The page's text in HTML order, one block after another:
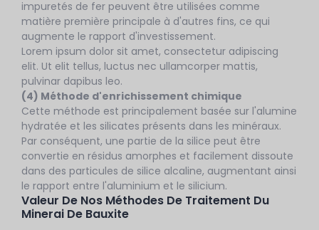
impuretés de fer peuvent être utilisées comme
matière première principale à d'autres fins, ce qui
augmente le rapport d'investissement.
Lorem ipsum dolor sit amet, consectetur adipiscing
elit. Ut elit tellus, luctus nec ullamcorper mattis,
pulvinar dapibus leo.
(4) Méthode d'enrichissement chimique
Cette méthode est principalement basée sur l'alumine
hydratée et les silicates présents dans les minéraux.
Par conséquent, une partie de la silice peut être
convertie en résidus amorphes et facilement dissoute
dans des particules de silice alcaline, augmentant ainsi
le rapport entre l'aluminium et le silicium.
Valeur De Nos Méthodes De Traitement Du
Minerai De Bauxite